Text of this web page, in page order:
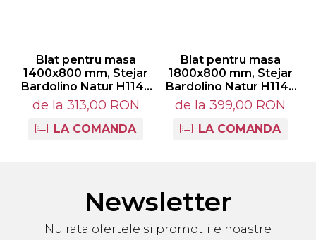
Blat pentru masa
1400x800 mm, Stejar
Bardolino Natur H1145
ST10
de la 313,00 RON
LA COMANDA
Blat pentru masa
1800x800 mm, Stejar
Bardolino Natur H1145
ST10
de la 399,00 RON
LA COMANDA
Newsletter
Nu rata ofertele si promotiile noastre